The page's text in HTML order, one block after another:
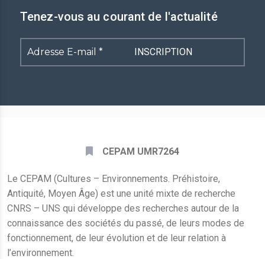
Tenez-vous au courant de l'actualité
Adresse
E-
CEPAM UMR7264
Le CEPAM (Cultures – Environnements. Préhistoire,
Antiquité, Moyen Âge) est une unité mixte de recherche
CNRS – UNS qui développe des recherches autour de la
connaissance des sociétés du passé, de leurs modes de
fonctionnement, de leur évolution et de leur relation à
l’environnement.